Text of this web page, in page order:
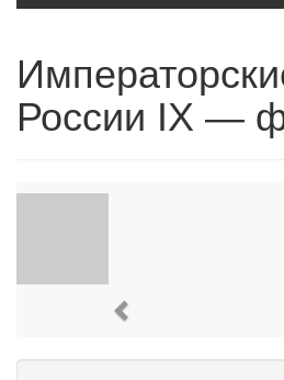
России IX —